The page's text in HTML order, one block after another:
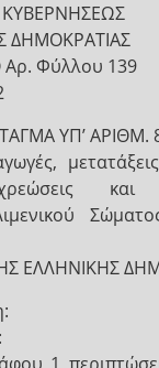
ΔΗΜΟΚΡΑΤΙΑΣ
Φύλλου 139
ΥΠ’ ΑΡΙΘΜ.
και
ΕΛΛΗΝΙΚΗΣ